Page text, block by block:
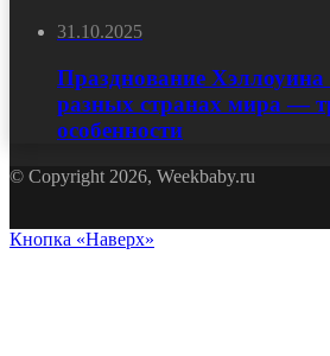
31.10.2025
Празднование Хэллоуина
разных странах мира —
особенности
© Copyright 2026, Weekbaby.ru
Кнопка «Наверх»